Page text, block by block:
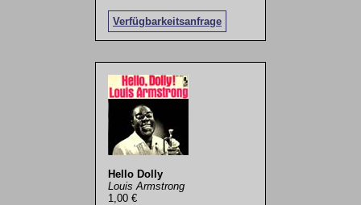
Verfügbarkeitsanfrage
Hello Dolly
Louis Armstrong
1,00 €